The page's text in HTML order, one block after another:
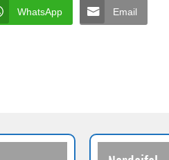
WhatsApp Email